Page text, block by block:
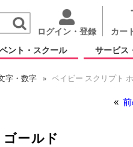
ログイン・登録 カー
ント・スクール サービス
字・数字 ベイビー スクリプト
ールド